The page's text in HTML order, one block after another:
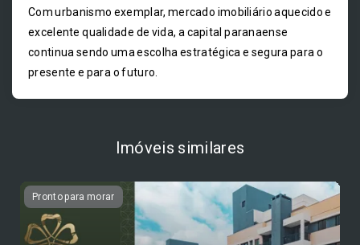
Com urbanismo exemplar, mercado imobiliário aquecido e
excelente qualidade de vida, a capital paranaense
continua sendo uma escolha estratégica e segura para o
presente e para o futuro.
Imóveis similares
Pronto para morar